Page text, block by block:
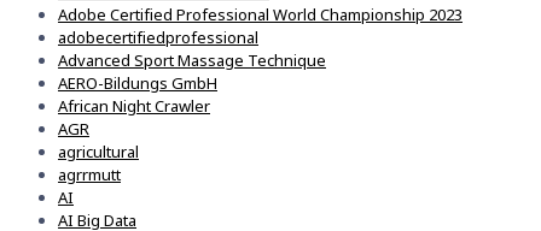
Adobe Certified Professional World Championship 2023
adobecertifiedprofessional
Advanced Sport Massage Technique
AERO-Bildungs GmbH
African Night Crawler
AGR
agricultural
agrrmutt
AI
AI Big Data